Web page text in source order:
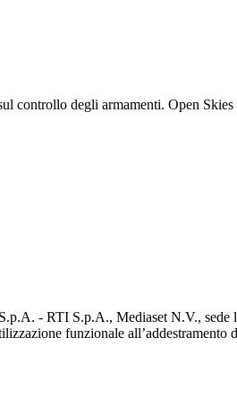
controllo degli armamenti. Open
- RTI S.p.A., Mediaset N.V., sede
funzionale all’addestramento